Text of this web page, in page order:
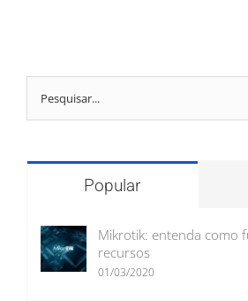
Popular
Mikrotik: entenda como
recursos
01/03/2020